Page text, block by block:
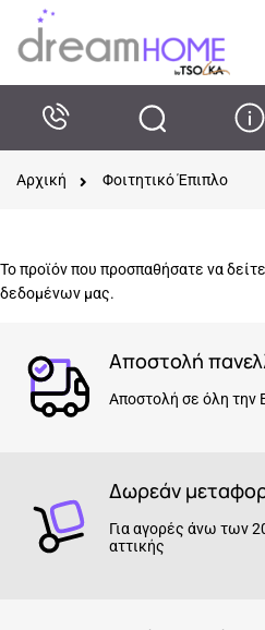
Αρχική Φοιτητικό Έπιπλο
Το προϊόν που προσπαθήσατε να
δεδομένων μας.
Αποστολή
Αποστολή σε όλη την
Δωρεάν
Για αγορές άνω των
αττικής